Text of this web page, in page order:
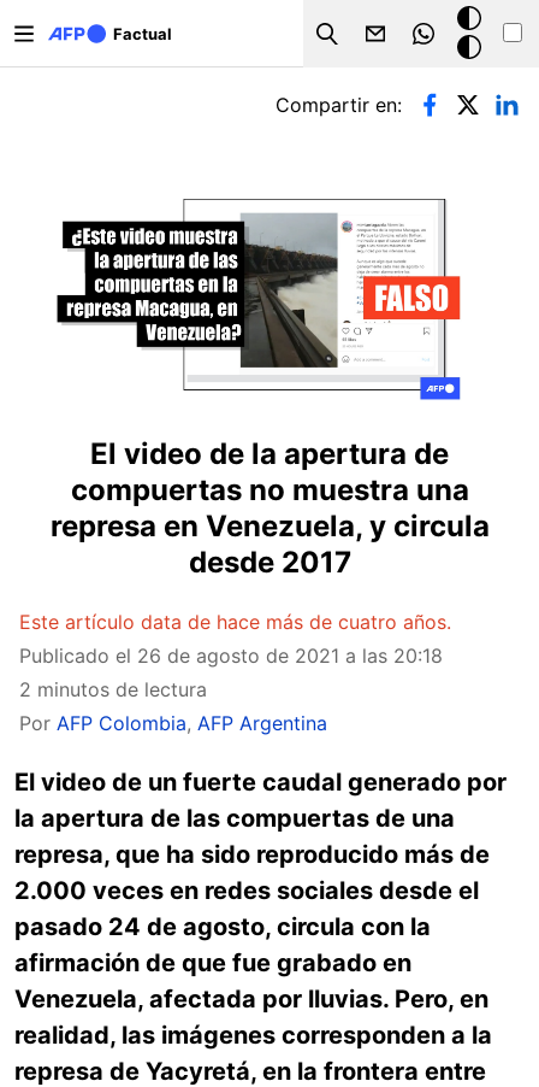
Factual
Search
Modo
oscuro
Solapas principales
Compartir en:
El video de la apertura de
compuertas no muestra una
represa en Venezuela, y circula
desde 2017
Este artículo data de hace más de cuatro años.
Publicado el 26 de agosto de 2021 a las 20:18
2 minutos de lectura
Por AFP Colombia, AFP Argentina
El video de un fuerte caudal generado por
la apertura de las compuertas de una
represa, que ha sido reproducido más de
2.000 veces en redes sociales desde el
pasado 24 de agosto, circula con la
afirmación de que fue grabado en
Venezuela, afectada por lluvias. Pero, en
realidad, las imágenes corresponden a la
represa de Yacyretá, en la frontera entre